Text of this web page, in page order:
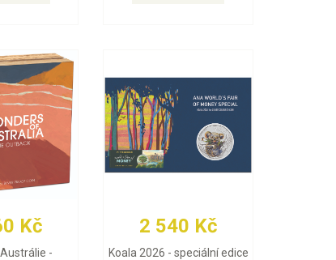
Kč
-
2 540 Kč
Koala 2026 - speciální edice